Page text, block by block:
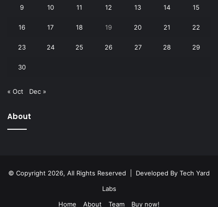
9 10 11 12 13 14 15
16 17 18 19 20 21 22
23 24 25 26 27 28 29
30
« Oct Dec »
About
© Copyright 2026, All Rights Reserved | Developed By Tech Yard
Labs
Home
About Team Buy now!